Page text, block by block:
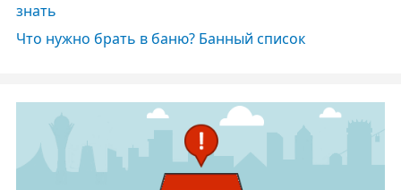
знать
Что нужно брать в баню? Банный список